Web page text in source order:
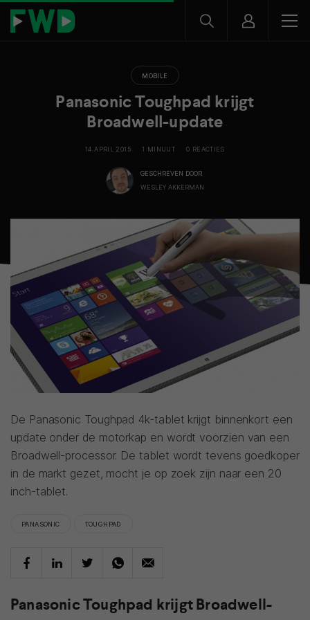
MOBILE
Panasonic Toughpad krijgt
Broadwell-update
14 APRIL 2015 1 MINUUT 0 REACTIES
GESCHREVEN DOOR
WESLEY AKKERMAN
De Panasonic Toughpad 4k-tablet krijgt binnenkort een
update onder de motorkap en wordt voorzien van een
Broadwell-processor. De tablet wordt tevens goedkoper
in de markt gezet, mocht je op zoek zijn naar een 20
inch-tablet.
PANASONIC TOUGHPAD
Panasonic Toughpad krijgt Broadwell-